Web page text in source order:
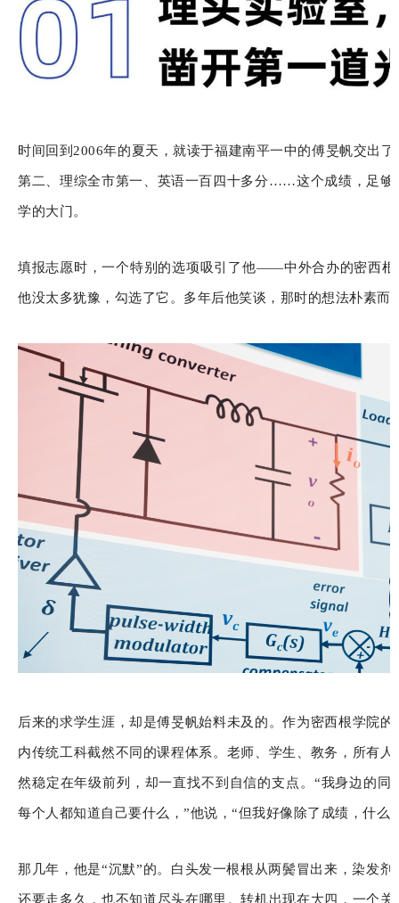
时间回到2006年的夏天，就读于福建南平一中的傅旻帆交出
第二、理综全市第一、英语一百四十多分……这个成绩，足
学的大门。
填报志愿时，一个特别的选项吸引了他——中外合办的密西根
他没太多犹豫，勾选了它。多年后他笑谈，那时的想法朴素而
后来的求学生涯，却是傅旻帆始料未及的。作为密西根学院
内传统工科截然不同的课程体系。老师、学生、教务，所有
然稳定在年级前列， 却一直找不到自信的支点 。“我身边的同
每个人都知道自己要什么，”他说，“但我好像除了成绩，什么
那几年，他是“沉默”的。白头发一根根从两鬓冒出来，染发
还要走多久，也不知道尽头在哪里。转机出现在大四，一个